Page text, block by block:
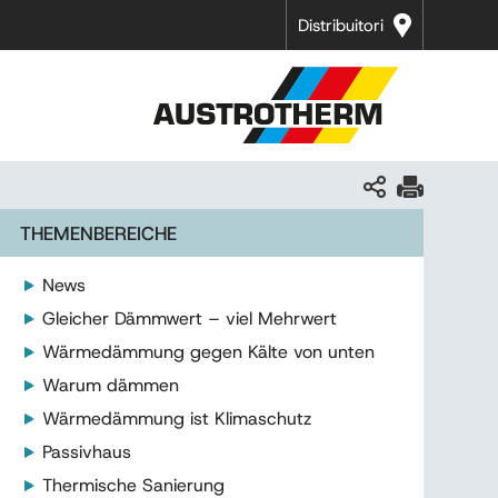
Distribuitori
THEMENBEREICHE
News
Gleicher Dämmwert – viel Mehrwert
Wärmedämmung gegen Kälte von unten
Warum dämmen
Wärmedämmung ist Klimaschutz
Passivhaus
Thermische Sanierung